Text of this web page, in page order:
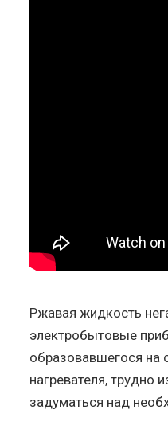
Ржавая жидкость
электробытовые
образовавшегося на
нагревателя, трудно
задуматься над